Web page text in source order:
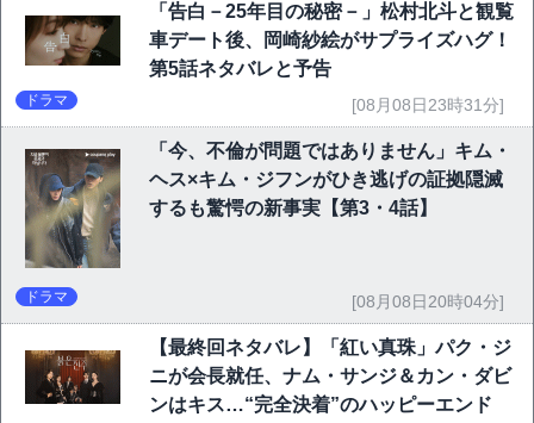
「告白－25年目の秘密－」松村北斗と観覧
車デート後、岡崎紗絵がサプライズハグ！
第5話ネタバレと予告
ドラマ [08月08日23時31分]
「今、不倫が問題ではありません」キム・
ヘス×キム・ジフンがひき逃げの証拠隠滅
するも驚愕の新事実【第3・4話】
ドラマ [08月08日20時04分]
【最終回ネタバレ】「紅い真珠」パク・ジ
ニが会長就任、ナム・サンジ＆カン・ダビ
ンはキス…“完全決着”のハッピーエンド